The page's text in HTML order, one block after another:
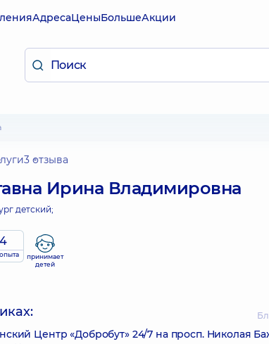
АдресаЦеныБольшеАкции
3 отзыва
Ирина Владимировна
детский;
4
принимает
детей
Центр «Добробут» 24/7 на просп. Николая